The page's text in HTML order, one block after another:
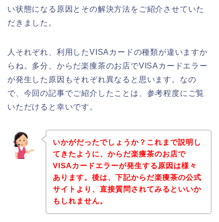
い状態になる原因とその解決方法をご紹介させていた
だきました。
人それぞれ、利用したVISAカードの種類が違いますか
らね。多分、からだ楽痩茶のお店でVISAカードエラー
が発生した原因もそれぞれ異なると思います。なの
で、今回の記事でご紹介したことは、参考程度にご覧
いただけると幸いです。
いかがだったでしょうか？これまで説明し
てきたように、からだ楽痩茶のお店で
VISAカードエラーが発生する原因は様々
あります。後は、下記からだ楽痩茶の公式
サイトより、直接質問されてみるといいか
もしれません。